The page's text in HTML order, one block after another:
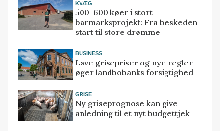
KVÆG
500-600 køer i stort
barmarksprojekt: Fra beskeden
start til store drømme
BUSINESS
Lave grisepriser og nye regler
øger landbobanks forsigtighed
GRISE
Ny griseprognose kan give
anledning til et nyt budgettjek